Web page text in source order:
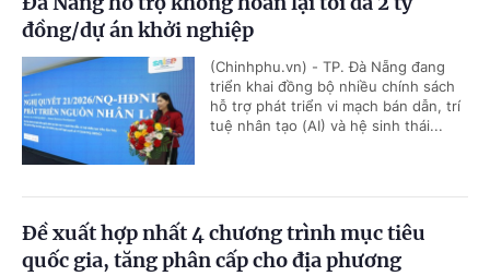
đồng/dự án khởi nghiệp
(Chinhphu.vn) - TP. Đà Nẵng đang
triển khai đồng bộ nhiều chính sách
hỗ trợ phát triển vi mạch bán dẫn, trí
tuệ nhân tạo (AI) và hệ sinh thái...
Đề xuất hợp nhất 4 chương trình mục tiêu
quốc gia, tăng phân cấp cho địa phương